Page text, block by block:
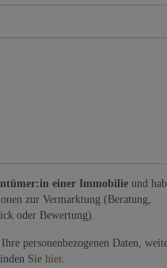
einer Immobilie und
zur Vermarktung (Beratung,
oder Bewertung).
personenbezogenen Daten,
Sie hier.